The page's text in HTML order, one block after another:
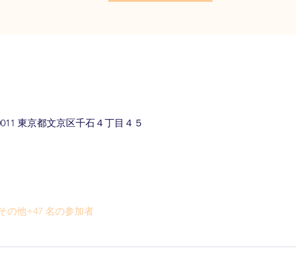
東京都文京区千石４丁目４５
の他+47 名の参加者